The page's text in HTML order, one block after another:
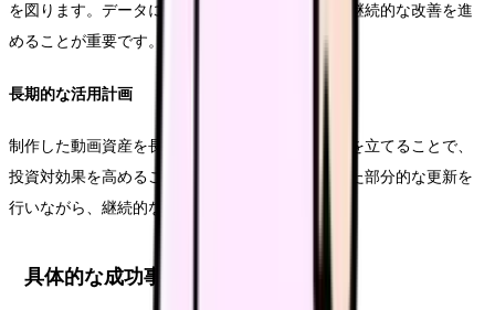
を図ります。データに基づく分析結果を活用し、継続的な改善を進
めることが重要です。
長期的な活用計画
制作した動画資産を長期的に活用するための計画を立てることで、
投資対効果を高めることができます。必要に応じた部分的な更新を
行いながら、継続的な活用を図ります。
具体的な成功事例